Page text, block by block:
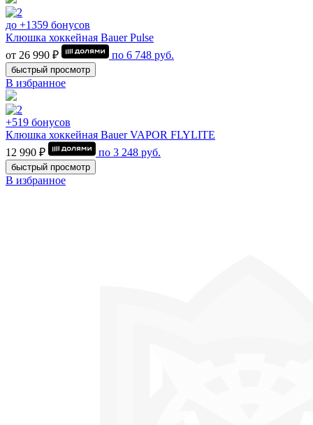
до +1359 бонусов
Клюшка хоккейная Bauer Pulse
от 26 990 ₽
по 6 748 руб.
быстрый просмотр
В избранное
+519 бонусов
Клюшка хоккейная Bauer VAPOR FLYLITE
12 990 ₽
по 3 248 руб.
быстрый просмотр
В избранное